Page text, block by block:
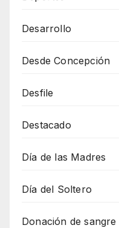
Desarrollo
Desde Concepción
Desfile
Destacado
Día de las Madres
Día del Soltero
Donación de sangre